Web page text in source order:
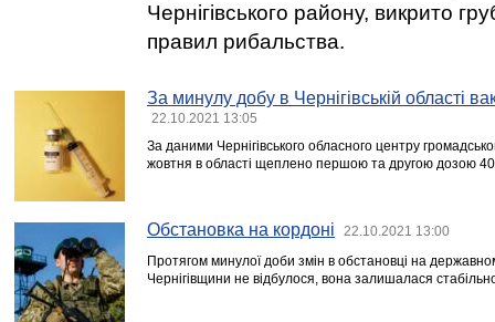
Чернігівського району, викрито
правил рибальства.
За минулу добу в Чернігівській області
22.10.2021 13:05
За даними Чернігівського обласного центру
жовтня в області щеплено першою та другою дозою
Обстановка на кордоні 22.10.2021 13:00
Протягом минулої доби змін в обстановці на
Чернігівщини не відбулося, вона залишалася